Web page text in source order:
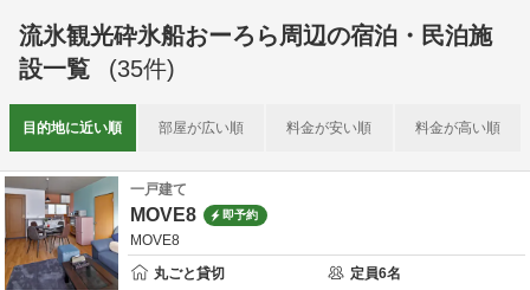
流氷観光砕氷船おーろら周辺の宿泊・民泊施
設一覧
(35件)
目的地に近い順 部屋が広い順 料金が安い順 料金が高い順
一戸建て
MOVE8 即予約
MOVE8
丸ごと貸切
定員6名